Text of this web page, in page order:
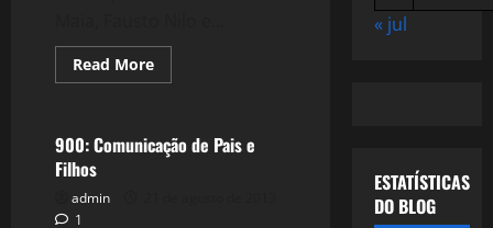
Read MoreRead
more
sem
Diálogos
Reflexões
900: Comunicação de Pais e
Filhos
admin
1
« jul
ESTATÍSTICAS
DO BLOG